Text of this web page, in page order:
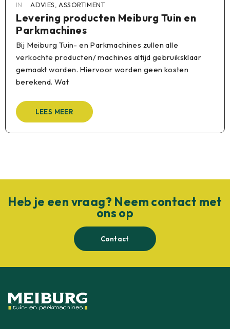
IN ADVIES,ASSORTIMENT
Levering producten Meiburg Tuin en
Parkmachines
Bij Meiburg Tuin- en Parkmachines zullen alle
verkochte producten/ machines altijd gebruiksklaar
gemaakt worden. Hiervoor worden geen kosten
berekend. Wat
LEES MEER
Heb je een vraag? Neem contact met
ons op
Contact